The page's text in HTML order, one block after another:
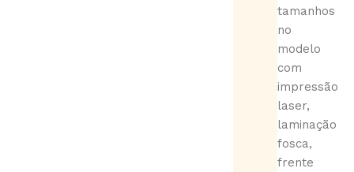
tamanhos
no
modelo
com
impressão
laser,
laminação
fosca,
frente